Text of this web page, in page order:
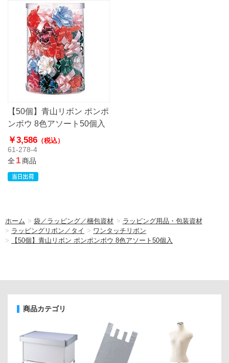
【50個】青山リボン ポンポ
ンボウ 8色アソート50個入
￥3,586 （税込）
61-278-4
全1商品
ホーム >袋／ラッピング／梱包資材 > ラッピング用品・包装資材
> ラッピングリボン／タイ > ワンタッチリボン
>
【50個】青山リボン ポンポンボウ 8色アソート50個入
商品カテゴリ